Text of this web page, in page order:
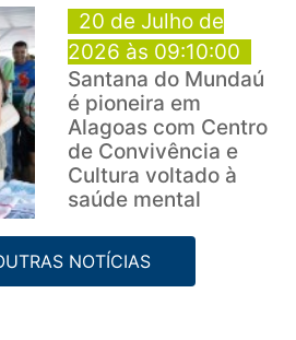
20 de Julho de
2026 às 09:10:00
Santana do Mundaú
é pioneira em
Alagoas com Centro
de Convivência e
Cultura voltado à
saúde mental
NOTÍCIAS